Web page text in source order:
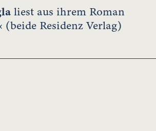
liest aus ihrem Roman
(beide Residenz Verlag)